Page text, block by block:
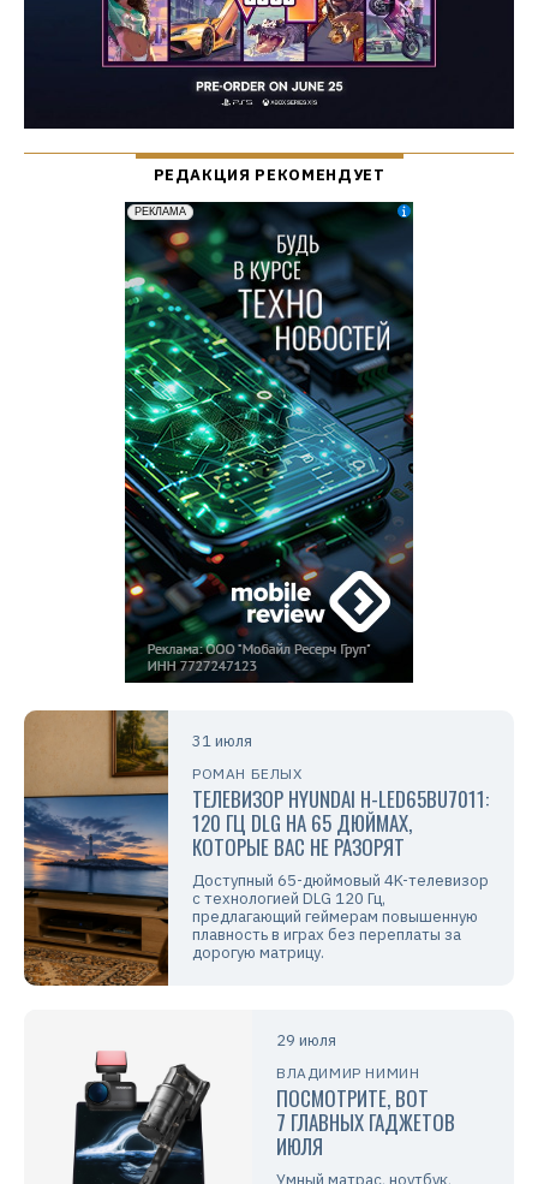
31 июля
РОМАН БЕЛЫХ
ТЕЛЕВИЗОР HYUNDAI H-LED65BU7011:
120 ГЦ DLG НА 65 ДЮЙМАХ,
КОТОРЫЕ ВАС НЕ РАЗОРЯТ
Доступный 65-дюймовый 4K-телевизор
с технологией DLG 120 Гц,
предлагающий геймерам повышенную
плавность в играх без переплаты за
дорогую матрицу.
29 июля
ВЛАДИМИР НИМИН
ПОСМОТРИТЕ, ВОТ
7 ГЛАВНЫХ ГАДЖЕТОВ
ИЮЛЯ
Умный матрас, ноутбук,